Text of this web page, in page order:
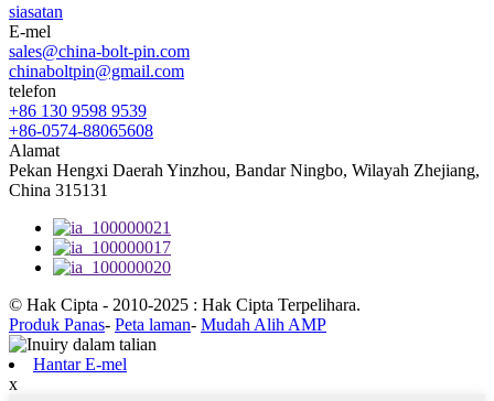
siasatan
E-mel
sales@china-bolt-pin.com
chinaboltpin@gmail.com
telefon
+86 130 9598 9539
+86-0574-88065608
Alamat
Pekan Hengxi Daerah Yinzhou, Bandar Ningbo, Wilayah Zhejiang,
China 315131
© Hak Cipta - 2010-2025 : Hak Cipta Terpelihara.
Produk Panas- Peta laman- Mudah Alih AMP
Hantar E-mel
x